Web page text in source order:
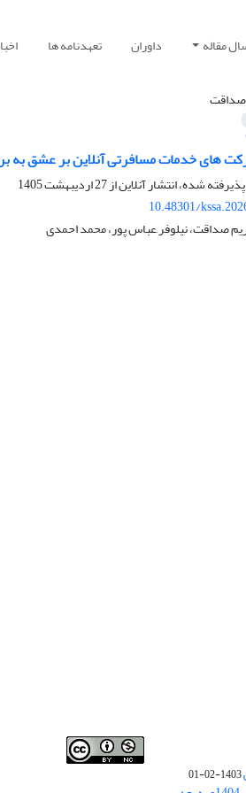
مقاله داوران تعهدنامه ها
های خدمات مسافرتی آنلاین بر عشق
شده، انتشار آنلاین از27 اردیبهشت 1405
10.48301/
صداقت، نیلوفر َعباس پور، محمد احمدی
1403-02-01